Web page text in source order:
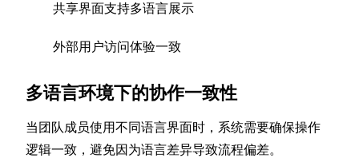
共享界面支持多语言展示
外部用户访问体验一致
多语言环境下的协作一致性
当团队成员使用不同语言界面时，系统需要确保操作
逻辑一致，避免因为语言差异导致流程偏差。